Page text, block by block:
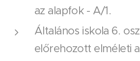
az alapfok - A/1.
Általános iskola 6.
előrehozott elméleti